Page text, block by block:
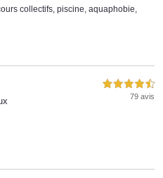
collectifs, piscine, aquaphobie,
4,5 étoiles sur 5
79 avis